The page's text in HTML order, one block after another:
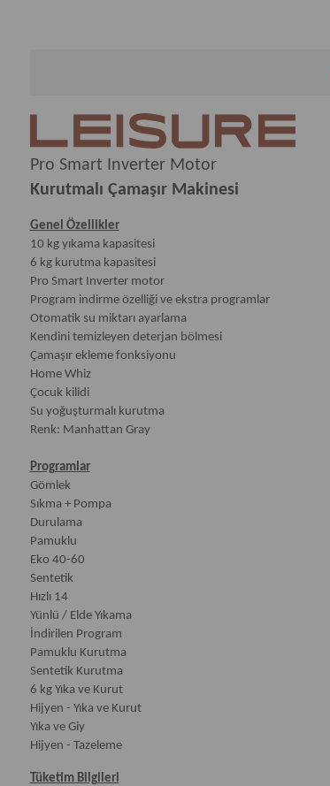
Pro Smart Inverter Motor
Kurutmalı Çamaşır Makinesi
Genel Özellikler
10 kg yıkama kapasitesi
6 kg kurutma kapasitesi
Pro Smart Inverter motor
Program indirme özelliği ve ekstra programlar
Otomatik su miktarı ayarlama
Kendini temizleyen deterjan bölmesi
Çamaşır ekleme fonksiyonu
Home Whiz
Çocuk kilidi
Su yoğuşturmalı kurutma
Renk: Manhattan Gray
Programlar
Gömlek
Sıkma + Pompa
Durulama
Pamuklu
Eko 40-60
Sentetik
Hızlı 14
Yünlü / Elde Yıkama
İndirilen Program
Pamuklu Kurutma
Sentetik Kurutma
6 kg Yıka ve Kurut
Hijyen - Yıka ve Kurut
Yıka ve Giy
Hijyen - Tazeleme
Tüketim Bilgileri